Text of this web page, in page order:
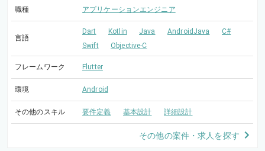
職種 アプリケーションエンジニア
言語
Dart Kotlin Java AndroidJava
C#
Swift
Objective-C
フレームワーク Flutter
環境 Android
その他のスキル 要件定義 基本設計 詳細設計
その他の案件・求人を探す